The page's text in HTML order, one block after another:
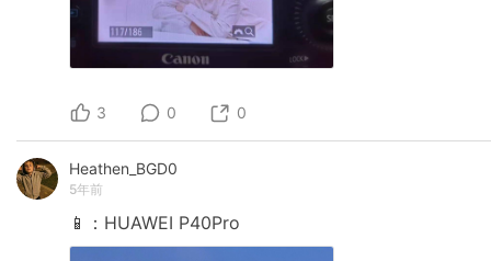
3 0 0
Heathen_BGD0
5年前
📱：HUAWEI P40Pro